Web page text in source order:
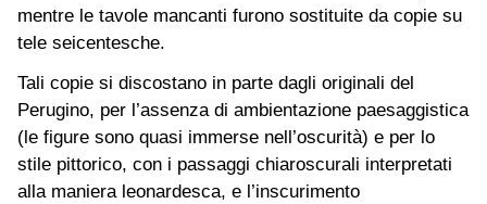
mentre le tavole mancanti furono sostituite da copie su
tele seicentesche.
Tali copie si discostano in parte dagli originali del
Perugino, per l’assenza di ambientazione paesaggistica
(le figure sono quasi immerse nell’oscurità) e per lo
stile pittorico, con i passaggi chiaroscurali interpretati
alla maniera leonardesca, e l’inscurimento